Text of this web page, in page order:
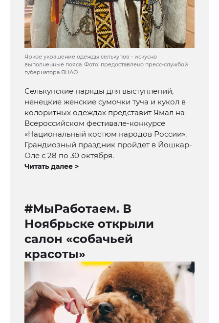
Яркое украшение одежды селькупов - искусно
выполненные пояса. Фото: предоставлено пресс-службой
губернатора ЯНАО
Селькупские наряды для выступлений,
ненецкие женские сумочки туча и кукол в
колоритных одеждах представит Ямал на
Всероссийском фестивале-конкурсе
«Национальный костюм народов России».
Грандиозный праздник пройдет в Йошкар-
Оле с 28 по 30 октября.
Читать далее >
#МыРаботаем. В
Ноябрьске открыли
салон «собачьей
красоты»